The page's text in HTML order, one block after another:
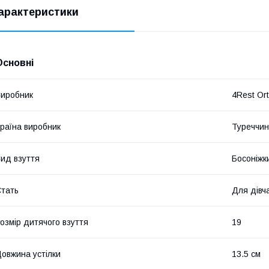
4Rest
виробник
взуття
Для
дитячого взуття 19
устілки 13.5 см